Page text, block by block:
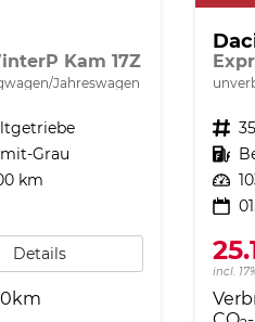
Kam 17Z
Jahreswagen
Grau
km
Details
Fahrzeugnr.
Kraftstoff
Leistung
incl.